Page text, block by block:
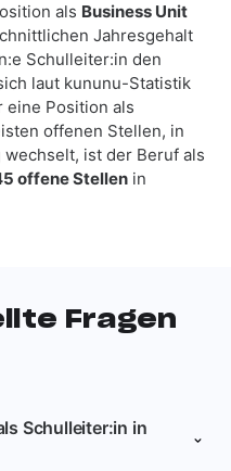
als Business Unit
Jahresgehalt
Schulleiter:in den
laut kununu-Statistik
eine Position als
offenen Stellen, in
ist der Beruf als
offene Stellen in
Fragen
Schulleiter:in in